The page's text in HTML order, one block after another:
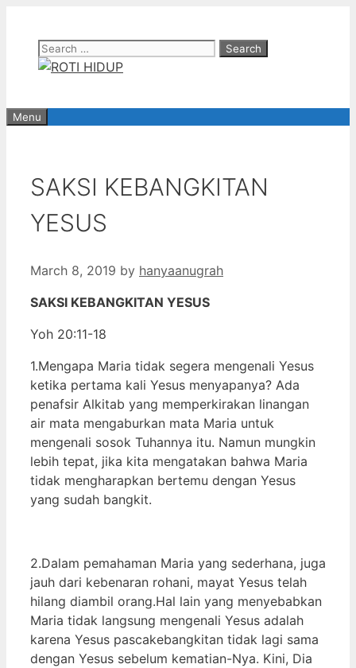
contentSearch
for:
Menu
SAKSI KEBANGKITAN
YESUS
March 8, 2019 by hanyaanugrah
SAKSI KEBANGKITAN YESUS
Yoh 20:11-18
1.Mengapa Maria tidak segera mengenali Yesus
ketika pertama kali Yesus menyapanya? Ada
penafsir Alkitab yang memperkirakan linangan
air mata mengaburkan mata Maria untuk
mengenali sosok Tuhannya itu. Namun mungkin
lebih tepat, jika kita mengatakan bahwa Maria
tidak mengharapkan bertemu dengan Yesus
yang sudah bangkit.
2.Dalam pemahaman Maria yang sederhana, juga
jauh dari kebenaran rohani, mayat Yesus telah
hilang diambil orang.Hal lain yang menyebabkan
Maria tidak langsung mengenali Yesus adalah
karena Yesus pascakebangkitan tidak lagi sama
dengan Yesus sebelum kematian-Nya. Kini, Dia